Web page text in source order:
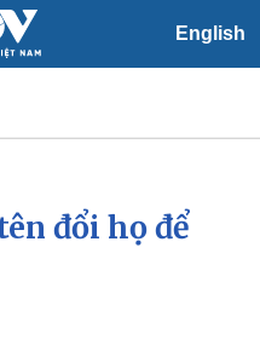
English
Xã hộiđổi họ để